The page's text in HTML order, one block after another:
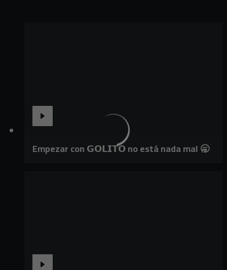
Empezar con 𝗚𝗢𝗟𝗜𝗧𝗢 no está nada mal 🥱